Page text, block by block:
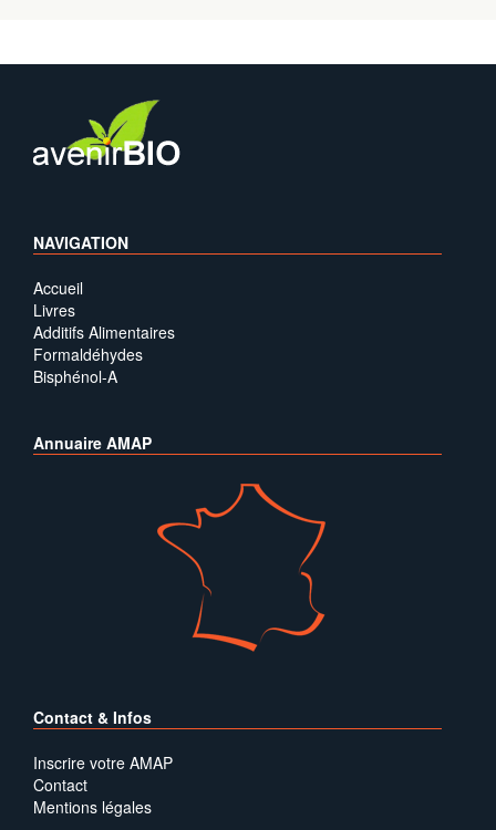
NAVIGATION
Accueil
Livres
Additifs Alimentaires
Formaldéhydes
Bisphénol-A
Annuaire AMAP
Contact & Infos
Inscrire votre AMAP
Contact
Mentions légales